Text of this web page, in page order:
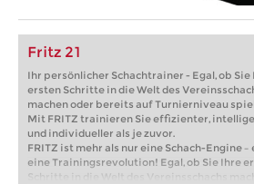
Fritz 21
Ihr persönlicher Schachtrainer - Egal, ob Sie
ersten Schritte in die Welt des
machen oder bereits auf Turnierniveau
Mit FRITZ trainieren Sie effizienter,
und individueller als je zuvor.
FRITZ ist mehr als nur eine Schach-Engine –
eine Trainingsrevolution! Egal, ob Sie Ihre
Schritte in die Welt des Vereinsschachs